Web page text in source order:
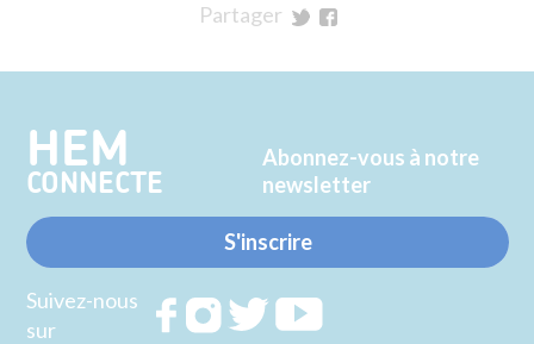
Partager
Twitter
Facebook
HEM
CONNECTE
Abonnez-vous à notre
newsletter
S'inscrire
Suivez-nous
sur
RejoignezRejoignezRejoignez